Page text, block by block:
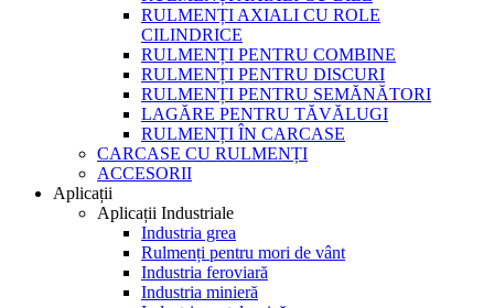
RULMENȚI AXIALI CU ROLE
CILINDRICE
RULMENȚI PENTRU COMBINE
RULMENȚI PENTRU DISCURI
RULMENȚI PENTRU SEMĂNĂTORI
LAGĂRE PENTRU TĂVĂLUGI
RULMENȚI ÎN CARCASE
CARCASE CU RULMENȚI
ACCESORII
Aplicații
Aplicații Industriale
Industria grea
Rulmenți pentru mori de vânt
Industria feroviară
Industria minieră